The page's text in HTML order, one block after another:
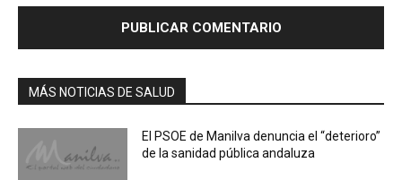
MÁS NOTICIAS DE SALUD
El PSOE de Manilva denuncia el “deterioro”
de la sanidad pública andaluza